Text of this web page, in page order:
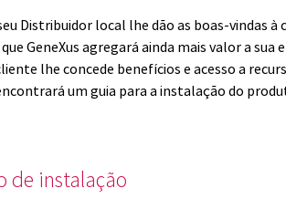
Distribuidor local lhe dão as boas-vindas à
GeneXus agregará ainda mais valor a
lhe concede benefícios e acesso a
um guia para a instalação do
de instalação